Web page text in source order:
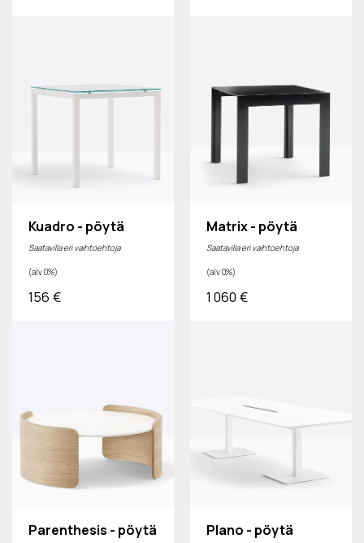
Kuadro - pöytä
Saatavilla eri vaihtoehtoja
(alv 0%)
156 €
Matrix - pöytä
Saatavilla eri vaihtoehtoja
(alv 0%)
1 060 €
Parenthesis - pöytä Plano - pöytä